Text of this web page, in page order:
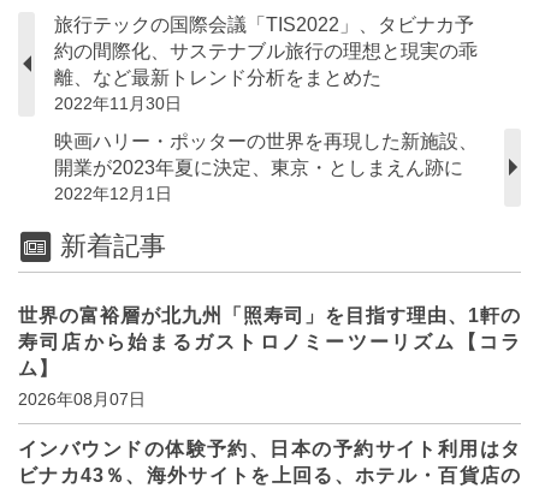
旅行テックの国際会議「TIS2022」、タビナカ予
約の間際化、サステナブル旅行の理想と現実の乖
離、など最新トレンド分析をまとめた
2022年11月30日
映画ハリー・ポッターの世界を再現した新施設、
開業が2023年夏に決定、東京・としまえん跡に
2022年12月1日
新着記事
世界の富裕層が北九州「照寿司」を目指す理由、1軒の
寿司店から始まるガストロノミーツーリズム【コラ
ム】
2026年08月07日
インバウンドの体験予約、日本の予約サイト利用はタ
ビナカ43％、海外サイトを上回る、ホテル・百貨店の